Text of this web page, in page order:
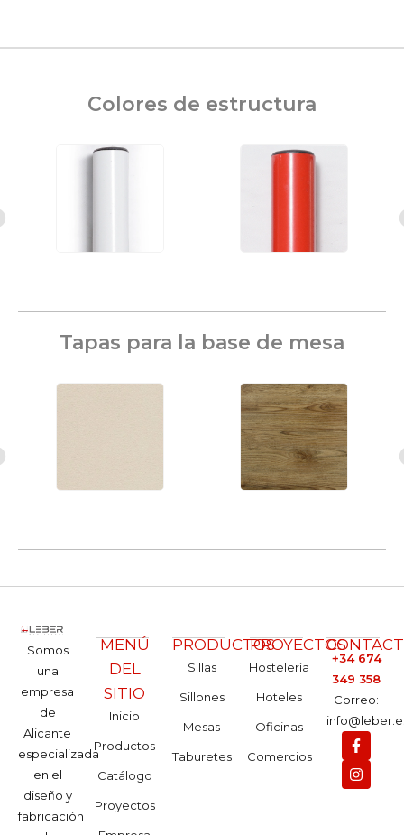
Colores de estructura
Tapas para la base de mesa
Somos
una
empresa
de
Alicante
especializada
en el
diseño y
fabricación
MENÚ
DEL
SITIO
Inicio
Productos
Catálogo
Proyectos
PRODUCTOS
Sillas
Sillones
Mesas
Taburetes
PROYECTOS
Hostelería
Hoteles
Oficinas
Comercios
+34 674
349 358
Correo: